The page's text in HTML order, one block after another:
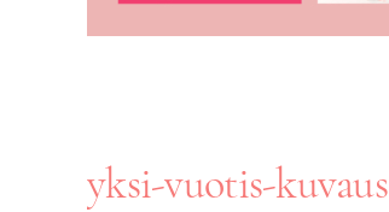
yksi-vuotis-kuvaus